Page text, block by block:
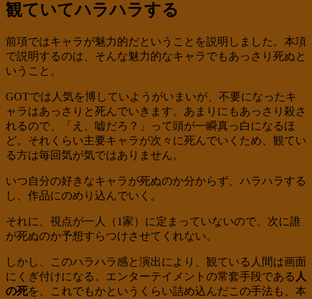
観ていてハラハラする
前項ではキャラが魅力的だということを説明しました。本項
で説明するのは、そんな魅力的なキャラでもあっさり死ぬと
いうこと。
GOTでは人気を博していようがいまいが、不要になったキ
ャラはあっさりと死んでいきます。あまりにもあっさり殺さ
れるので、「え、嘘だろ？」って頭が一瞬真っ白になるほ
ど。それくらい主要キャラが次々に死んでいくため、観てい
る方は毎回気が気ではありません。
いつ自分の好きなキャラが死ぬのか分からず、ハラハラする
し、作品にのめり込んでいく。
それに、視点が一人（1家）に定まっていないので、次に誰
が死ぬのか予想すらつけさせてくれない。
しかし、このハラハラ感と演出により、観ている人間は画面
にくぎ付けになる。エンターテイメントの常套手段である 人
の死を、これでもかというくらい詰め込んだこの手法も、本